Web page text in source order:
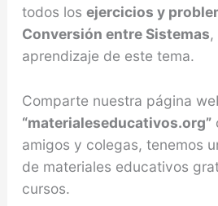
todos los ejercicios y
Conversión entre Sistemas,
aprendizaje de este tema.
Comparte nuestra página
“materialeseducativos.org”
amigos y colegas, tenemos
de materiales educativos
cursos.